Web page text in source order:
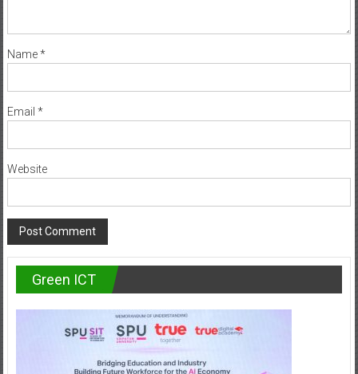
Name*
Email *
Website
Green ICT